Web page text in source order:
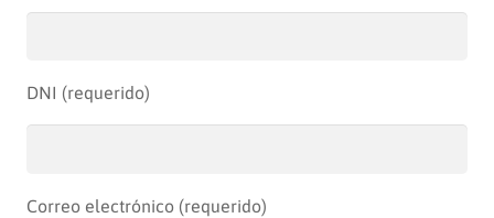
DNI (requerido)
Correo electrónico (requerido)